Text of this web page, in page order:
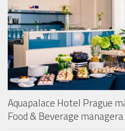
Aquapalace Hotel Prague
Food & Beverage managera